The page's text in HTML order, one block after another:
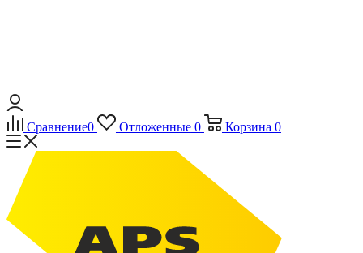
Сравнение0 Отложенные 0 Корзина 0